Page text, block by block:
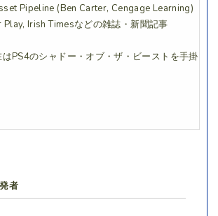
Pipeline (Ben Carter, Cengage Learning)
Play, Irish Timesなどの雑誌・新聞記事
PS4のシャドー・オブ・ザ・ビーストを手掛け
者